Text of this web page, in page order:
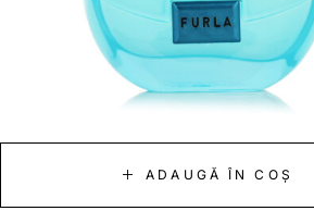
ADAUGĂ ÎN COȘ